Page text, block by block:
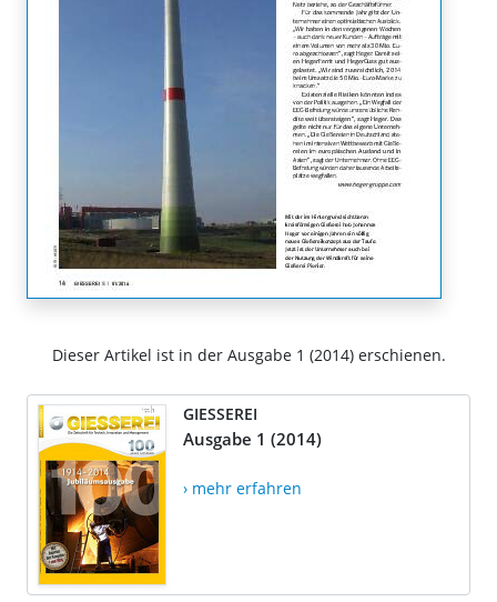
Dieser Artikel ist in der Ausgabe 1 (2014) erschienen.
GIESSEREI
Ausgabe 1 (2014)
› mehr erfahren